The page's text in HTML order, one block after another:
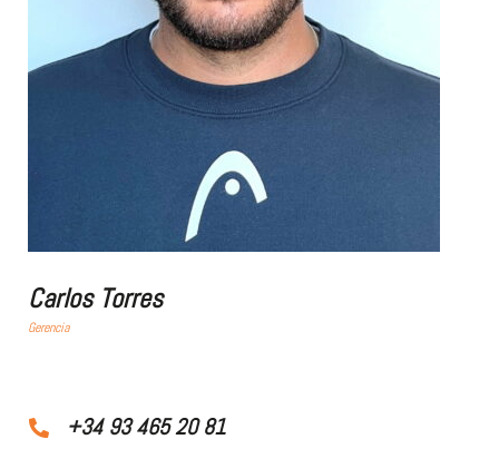
Carlos Torres
Gerencia
+34 93 465 20 81